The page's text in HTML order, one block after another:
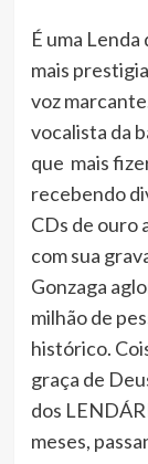
É uma
mais
voz
vocalista da
que mais
recebendo
CDs de ouro
com sua
Gonzaga
milhão de
histórico.
graça de
dos
meses,